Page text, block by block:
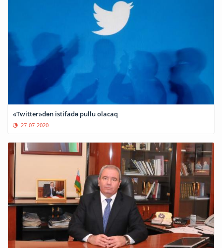
«Twitter»dən istifadə pullu olacaq
27-07-2020